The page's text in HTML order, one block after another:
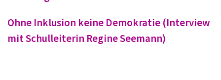
Ohne Inklusion keine Demokratie (Interview
mit Schulleiterin Regine Seemann)